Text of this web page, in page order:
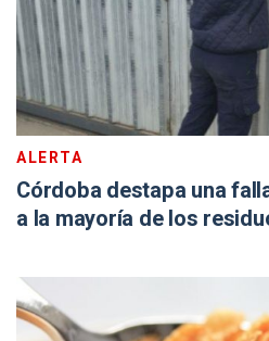
ALERTA
Córdoba destapa una
a la mayoría de los